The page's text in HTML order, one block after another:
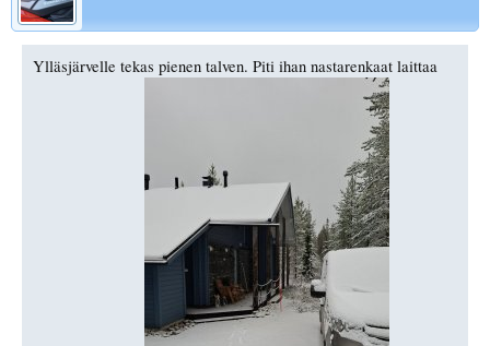
Ylläsjärvelle tekas pienen talven. Piti ihan nastarenkaat laittaa